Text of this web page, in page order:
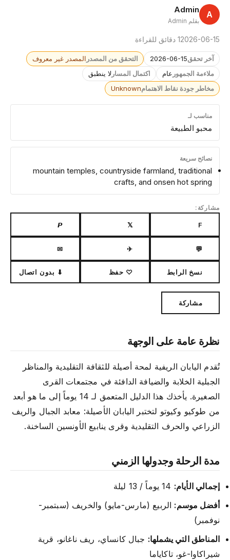
A
Admin
بقلم Admin
2026-06-151 دقائق للقراءة
آخر تحقق2026-06-15 التحقق من المصدر المصدر غير معروف
ملاءمة الجمهور عام اكتمال المسار لا ينطبق
مخاطر جودة نقاط الاهتمامUnknown
مناسب لـ
محبو الطبيعة
نصائح سريعة
mountain temples, countryside farmland, traditional
crafts, and onsen hot spring
مشاركة:
F
𝕏
𝙋
💬
✈
✉
نسخ الرابط ♡ حفظ ⬇ بدون اتصال
مشاركة
نظرة عامة على الوجهة
تُقدم اليابان الريفية لمحة أصيلة للثقافة التقليدية والمناظر
الجبلية الخلابة والضيافة الدافئة في مجتمعات القرى
الصغيرة. يأخذك هذا الدليل المتعمق لـ 14 يوماً إلى ما هو أبعد
من طوكيو وكيوتو لتختبر اليابان الأصيلة: معابد الجبال والريف
الزراعي والحرف التقليدية وقرى ينابيع الأونسين الساخنة.
مدة الرحلة وجدولها الزمني
إجمالي الأيام:
أفضل موسم: الربيع (مارس-مايو) والخريف (سبتمبر-
نوفمبر)
المناطق التي يشملها: جبال كانساي، ريف ناغانو، قرية
شيراكاوا-غو، تاكاياما